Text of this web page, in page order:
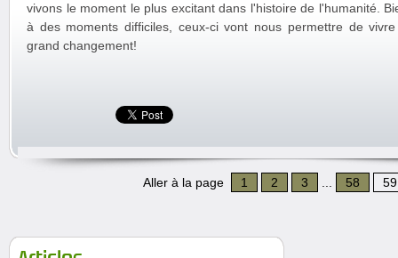
vivons le moment le plus excitant dans l'histoire de l'humanité.
à des moments difficiles, ceux-ci vont nous permettre de
grand changement!
Aller à la page 1 2 3 58 59